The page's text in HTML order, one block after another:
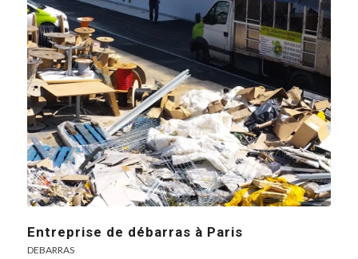
Entreprise de débarras à Paris
DEBARRAS